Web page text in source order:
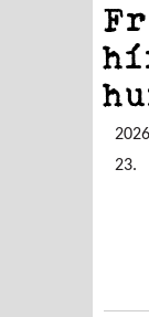
23.